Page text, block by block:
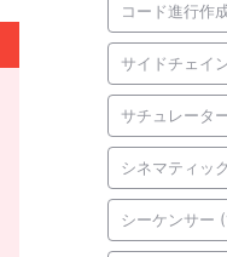
コード進行作
サイドチェイ
サチュレータ
シネマティック
シーケンサー